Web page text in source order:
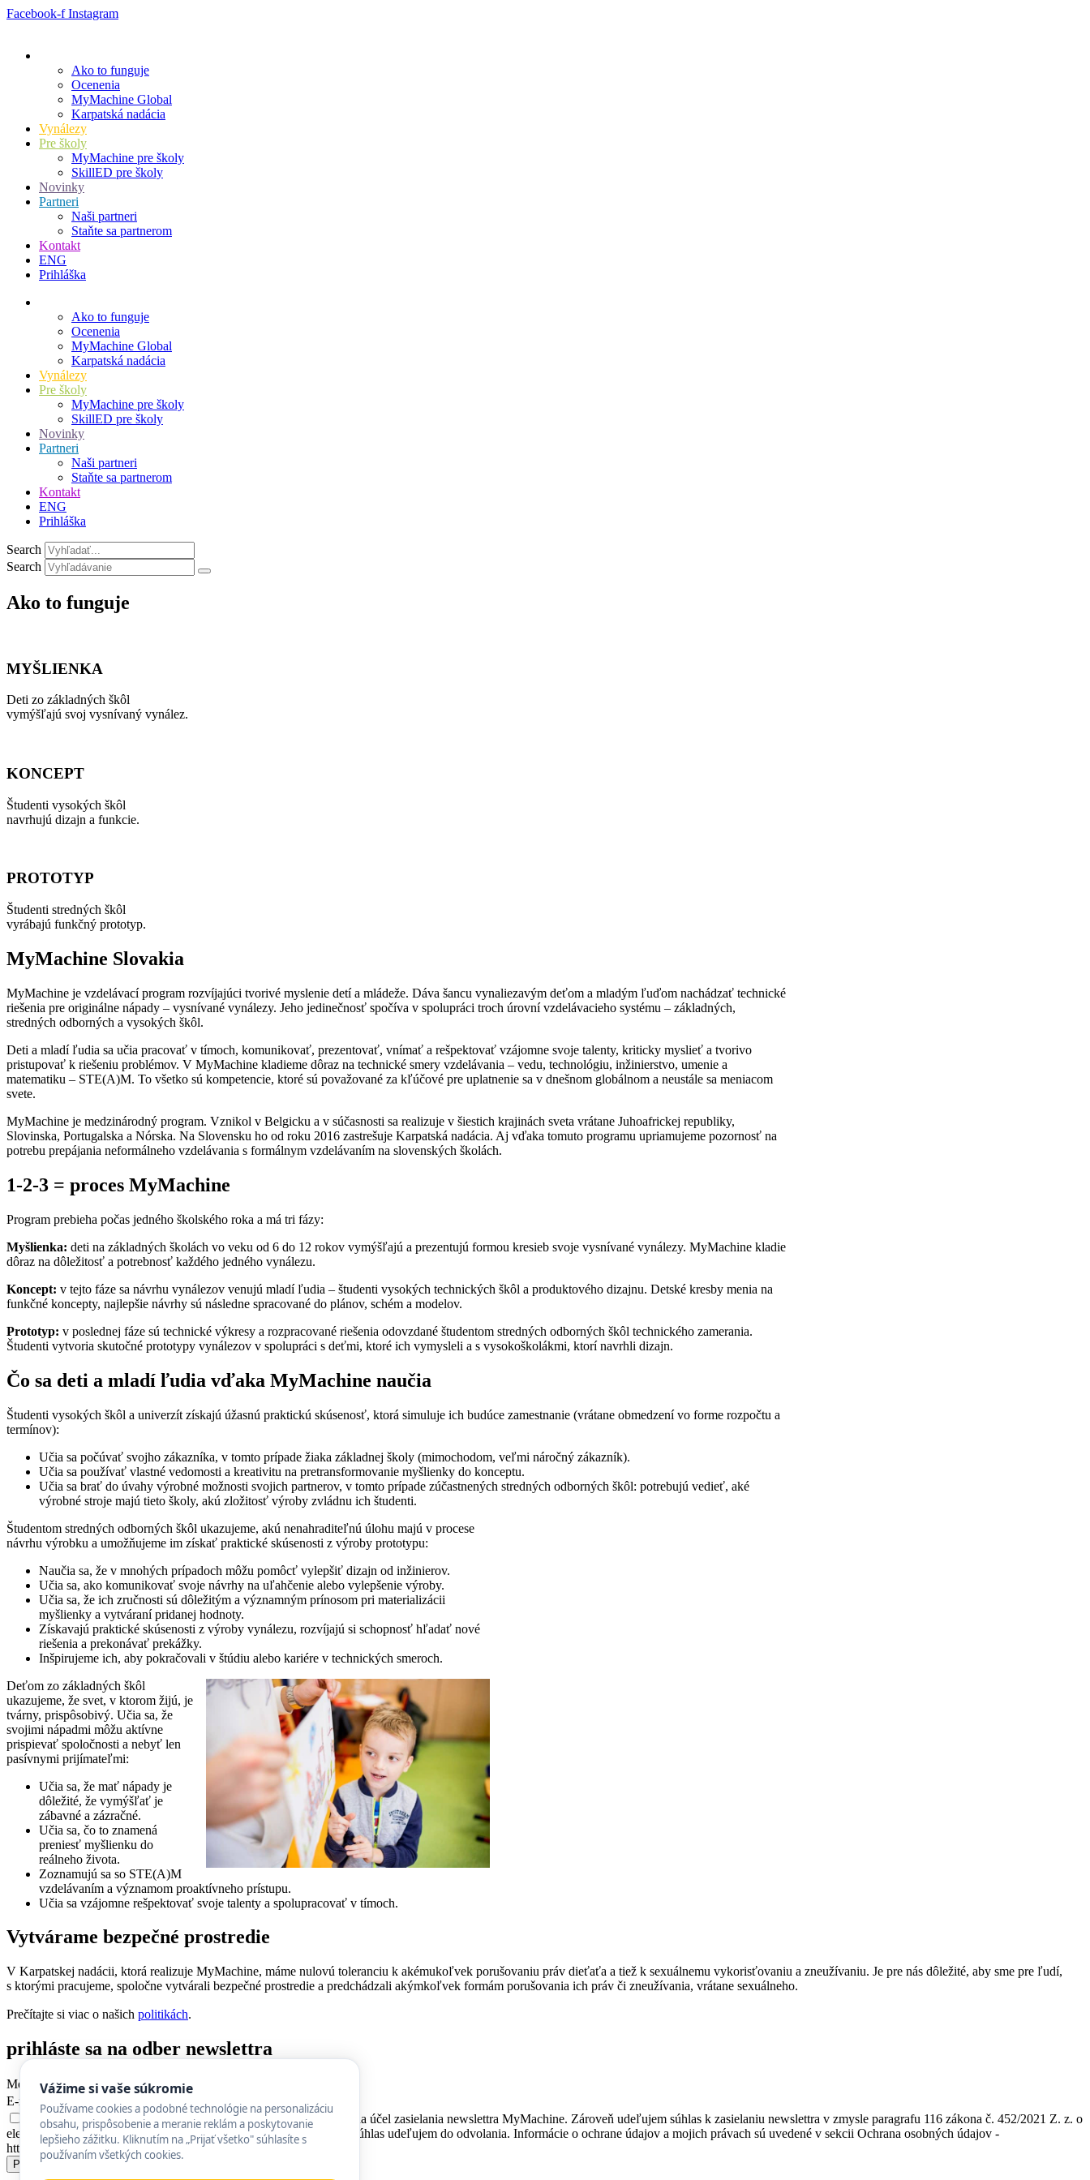
Preskočiť
Facebook-f Instagram
Ako to funguje
Ocenenia
MyMachine Global
Karpatská nadácia
Vynálezy
Pre školy
MyMachine pre školy
SkillED pre školy
Novinky
Partneri
Naši partneri
Staňte sa partnerom
Kontakt
ENG
Prihláška
Ako to funguje
Ocenenia
MyMachine Global
Karpatská nadácia
Vynálezy
Pre školy
MyMachine pre školy
SkillED pre školy
Novinky
Partneri
Naši partneri
Staňte sa partnerom
Kontakt
ENG
Prihláška
Search
Search
Ako to funguje
MYŠLIENKA
Deti zo základných škôl
vymýšľajú svoj vysnívaný vynález.
KONCEPT
Študenti vysokých škôl
navrhujú dizajn a funkcie.
PROTOTYP
Študenti stredných škôl
vyrábajú funkčný prototyp.
MyMachine Slovakia
MyMachine je vzdelávací program rozvíjajúci tvorivé myslenie detí a mládeže. Dáva šancu vynaliezavým deťom a mladým ľuďom nachádzať technické
riešenia pre originálne nápady – vysnívané vynálezy. Jeho jedinečnosť spočíva v spolupráci troch úrovní vzdelávacieho systému – základných,
stredných odborných a vysokých škôl.
Deti a mladí ľudia sa učia pracovať v tímoch, komunikovať, prezentovať, vnímať a rešpektovať vzájomne svoje talenty, kriticky myslieť a tvorivo
pristupovať k riešeniu problémov. V MyMachine kladieme dôraz na technické smery vzdelávania – vedu, technológiu, inžinierstvo, umenie a
matematiku – STE(A)M. To všetko sú kompetencie, ktoré sú považované za kľúčové pre uplatnenie sa v dnešnom globálnom a neustále sa meniacom
svete.
MyMachine je medzinárodný program. Vznikol v Belgicku a v súčasnosti sa realizuje v šiestich krajinách sveta vrátane Juhoafrickej republiky,
Slovinska, Portugalska a Nórska. Na Slovensku ho od roku 2016 zastrešuje Karpatská nadácia. Aj vďaka tomuto programu upriamujeme pozornosť na
potrebu prepájania neformálneho vzdelávania s formálnym vzdelávaním na slovenských školách.
1-2-3 = proces MyMachine
Program prebieha počas jedného školského roka a má tri fázy:
Myšlienka: deti na základných školách vo veku od 6 do 12 rokov vymýšľajú a prezentujú formou kresieb svoje vysnívané vynálezy. MyMachine kladie
dôraz na dôležitosť a potrebnosť každého jedného vynálezu.
Koncept: v tejto fáze sa návrhu vynálezov venujú mladí ľudia – študenti vysokých technických škôl a produktového dizajnu. Detské kresby menia na
funkčné koncepty, najlepšie návrhy sú následne spracované do plánov, schém a modelov.
Prototyp: v poslednej fáze sú technické výkresy a rozpracované riešenia odovzdané študentom stredných odborných škôl technického zamerania.
Študenti vytvoria skutočné prototypy vynálezov v spolupráci s deťmi, ktoré ich vymysleli a s vysokoškolákmi, ktorí navrhli dizajn.
Čo sa deti a mladí ľudia vďaka MyMachine naučia
Študenti vysokých škôl a univerzít získajú úžasnú praktickú skúsenosť, ktorá simuluje ich budúce zamestnanie (vrátane obmedzení vo forme rozpočtu a
termínov):
Učia sa počúvať svojho zákazníka, v tomto prípade žiaka základnej školy (mimochodom, veľmi náročný zákazník).
Učia sa používať vlastné vedomosti a kreativitu na pretransformovanie myšlienky do konceptu.
Učia sa brať do úvahy výrobné možnosti svojich partnerov, v tomto prípade zúčastnených stredných odborných škôl: potrebujú vedieť, aké
výrobné stroje majú tieto školy, akú zložitosť výroby zvládnu ich študenti.
Študentom stredných odborných škôl ukazujeme, akú nenahraditeľnú úlohu majú v procese
návrhu výrobku a umožňujeme im získať praktické skúsenosti z výroby prototypu:
Naučia sa, že v mnohých prípadoch môžu pomôcť vylepšiť dizajn od inžinierov.
Učia sa, ako komunikovať svoje návrhy na uľahčenie alebo vylepšenie výroby.
Učia sa, že ich zručnosti sú dôležitým a významným prínosom pri materializácii
myšlienky a vytváraní pridanej hodnoty.
Získavajú praktické skúsenosti z výroby vynálezu, rozvíjajú si schopnosť hľadať nové
riešenia a prekonávať prekážky.
Inšpirujeme ich, aby pokračovali v štúdiu alebo kariére v technických smeroch.
Deťom zo základných škôl
ukazujeme, že svet, v ktorom žijú, je
tvárny, prispôsobivý. Učia sa, že
svojimi nápadmi môžu aktívne
prispievať spoločnosti a nebyť len
pasívnymi prijímateľmi:
Učia sa, že mať nápady je
dôležité, že vymýšľať je
zábavné a zázračné.
Učia sa, čo to znamená
preniesť myšlienku do
reálneho života.
Zoznamujú sa so STE(A)M
vzdelávaním a významom proaktívneho prístupu.
Učia sa vzájomne rešpektovať svoje talenty a spolupracovať v tímoch.
Vytvárame bezpečné prostredie
V Karpatskej nadácii, ktorá realizuje MyMachine, máme nulovú toleranciu k akémukoľvek porušovaniu práv dieťaťa a tiež k sexuálnemu vykorisťovaniu a zneužívaniu. Je pre nás dôležité, aby sme pre ľudí,
s ktorými pracujeme, spoločne vytvárali bezpečné prostredie a predchádzali akýmkoľvek formám porušovania ich práv či zneužívania, vrátane sexuálneho.
Prečítajte si viac o našich politikách.
prihláste sa na odber newslettra
Meno
E-mail
Súhlasím so spracovaním mojich kontaktných osobných údajov na účel zasielania newslettra MyMachine. Zároveň udeľujem súhlas k zasielaniu newslettra v zmysle paragrafu 116 zákona č. 452/2021 Z. z. o
elektronických komunikáciách v znení neskorších predpisov. Tento súhlas udeľujem do odvolania. Informácie o ochrane údajov a mojich právach sú uvedené v sekcii Ochrana osobných údajov -
https://mymachine.sk/ochrana-sukromia/.
Prihlásiť
Vážime si vaše súkromie
Používame cookies a podobné technológie na personalizáciu
obsahu, prispôsobenie a meranie reklám a poskytovanie
lepšieho zážitku. Kliknutím na „Prijať všetko" súhlasíte s
používaním všetkých cookies.